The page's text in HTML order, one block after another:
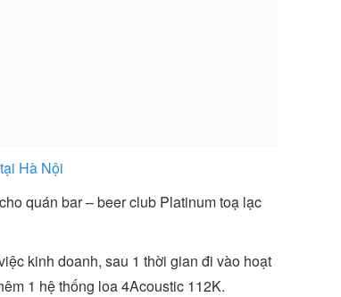
Hà Nội
quán bar – beer club Platinum toạ lạc
kinh doanh, sau 1 thời gian đi vào hoạt
1 hệ thống loa 4Acoustic 112K.